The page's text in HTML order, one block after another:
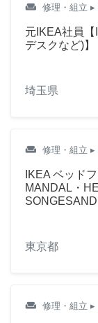
weekend 修理・組立 ▸
元IKEA社員【
デスクなど)】
埼玉県
weekend 修理・組立 ▸
IKEA ベッド
MANDAL・
東京都
weekend 修理・組立 ▸